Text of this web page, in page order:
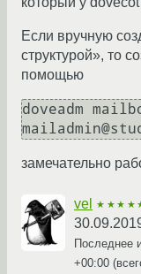
Если вручную
структурой», то
помощью
doveadm
замечательно
vel
Последнее
+00:00